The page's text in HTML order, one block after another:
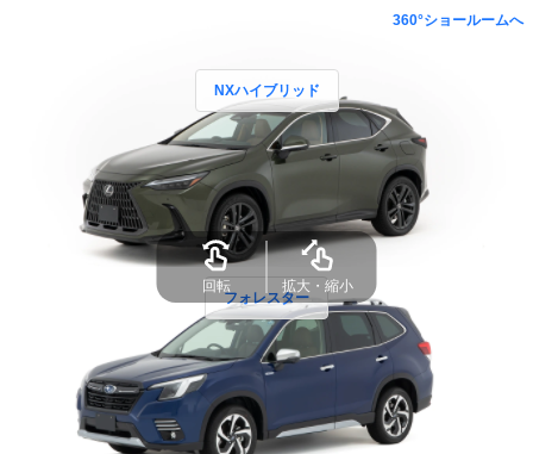
360°ショールームへ
NXハイブリッド
フォレスター
回転 拡大・縮小